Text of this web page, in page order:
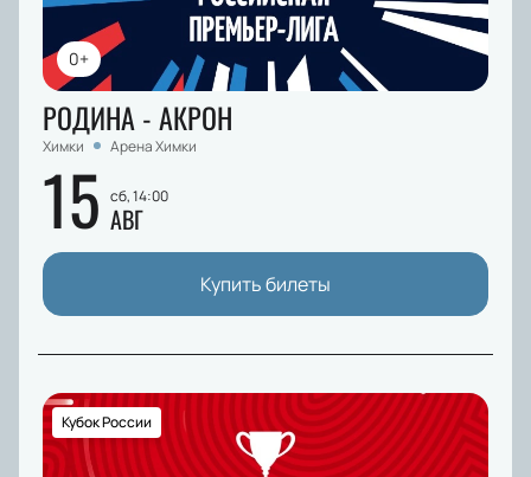
0+
РОДИНА - АКРОН
Химки Арена Химки
15 сб, 14:00
АВГ
Купить билеты
Кубок России